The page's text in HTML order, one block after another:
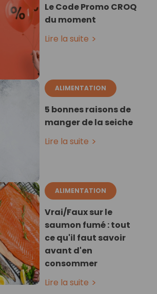
Le Code Promo CROQ
du moment
Lire la suite
ALIMENTATION
5 bonnes raisons de
manger de la seiche
Lire la suite
ALIMENTATION
Vrai/Faux sur le
saumon fumé : tout
ce qu'il faut savoir
avant d'en
consommer
Lire la suite